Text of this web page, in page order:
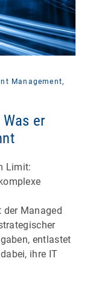
Management,
er
Limit:
der Managed
entlastet
ihre IT